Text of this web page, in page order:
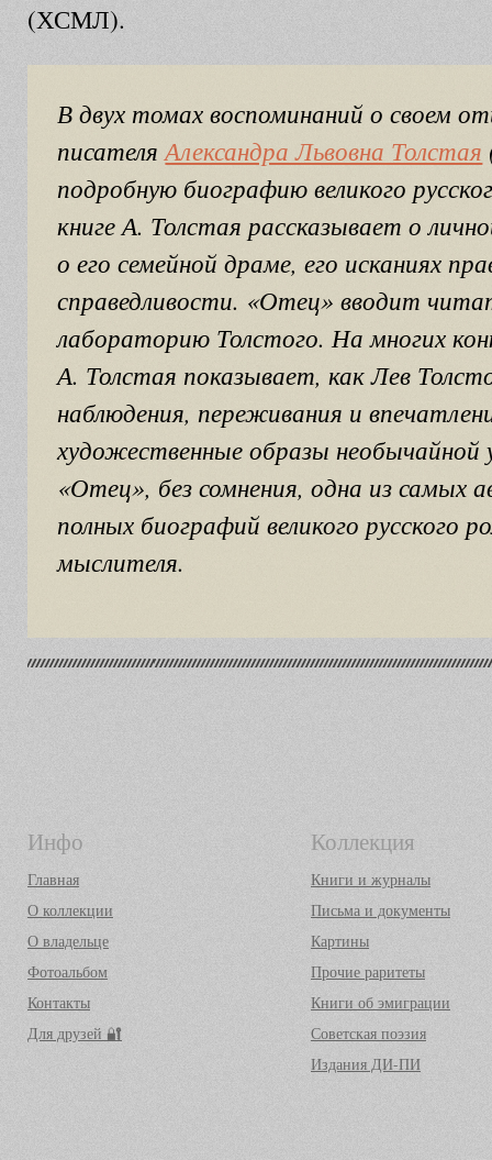
(ХСМЛ).
В двух томах воспоминаний о своем
писателяАлександра Львовна Толстая
подробную биографию великого
книге А. Толстая рассказывает о
о его семейной драме, его исканиях
справедливости. «Отец» вводит
лабораторию Толстого. На многих
А. Толстая показывает, как Лев
наблюдения, переживания и
художественные образы необычайной
«Отец», без сомнения, одна из самых
полных биографий великого русского
мыслителя.
Инфо
Главная
О коллекции
О владельце
Фотоальбом
Контакты
Для друзей 🔐
Коллекция
Книги и журналы
Письма и документы
Картины
Прочие раритеты
Книги об эмиграции
Советская поэзия
Издания ДИ-ПИ